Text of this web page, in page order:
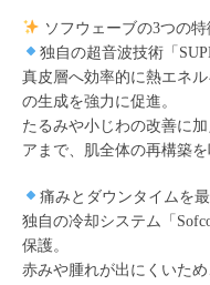
ソフウェーブの3つの特
独自の超音波技術「
真皮層へ効率的に熱エネ
の生成を強力に促進。
たるみや小じわの改善に
アまで、肌全体の再構築を
痛みとダウンタイムを
独自の冷却システム「
保護。
赤みや腫れが出にくいた